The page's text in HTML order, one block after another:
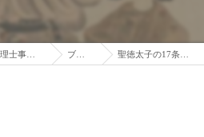
東京の顧問税理士はやまざき税理士事務所 ブログ 聖徳太子の17条憲法